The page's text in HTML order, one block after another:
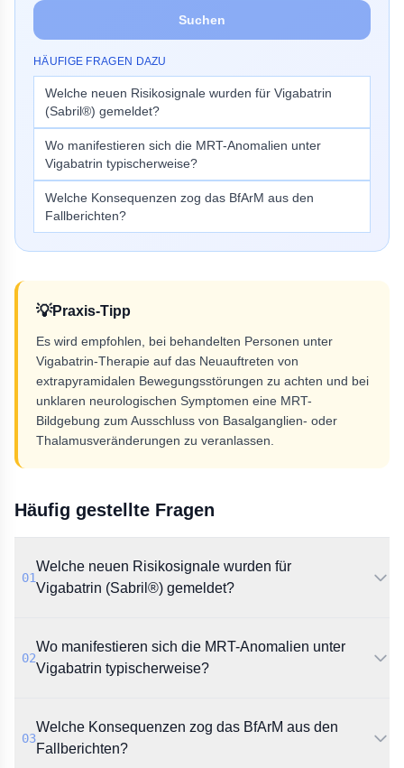
Suchen
HÄUFIGE FRAGEN DAZU
Welche neuen Risikosignale wurden für Vigabatrin
(Sabril®) gemeldet?
Wo manifestieren sich die MRT-Anomalien unter
Vigabatrin typischerweise?
Welche Konsequenzen zog das BfArM aus den
Fallberichten?
💡Praxis-Tipp
Es wird empfohlen, bei behandelten Personen unter
Vigabatrin-Therapie auf das Neuauftreten von
extrapyramidalen Bewegungsstörungen zu achten und bei
unklaren neurologischen Symptomen eine MRT-
Bildgebung zum Ausschluss von Basalganglien- oder
Thalamusveränderungen zu veranlassen.
Häufig gestellte Fragen
01
Welche neuen Risikosignale wurden für
Vigabatrin (Sabril®) gemeldet?
Anomalien des Gehirns und dem Auftreten von
Bewegungsstörungen unter der Therapie mit
02
Wo manifestieren sich die MRT-Anomalien unter
Vigabatrin typischerweise?
Signalveränderungen in den Basalganglien, im
Thalamus, im Hirnstamm oder im Kleinhirn.
03
Welche Konsequenzen zog das BfArM aus den
Fallberichten?